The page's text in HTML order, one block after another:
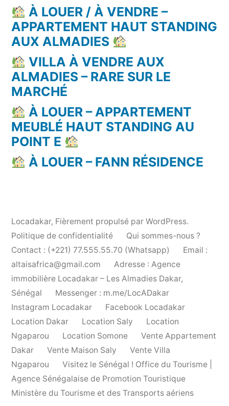
À LOUER / À VENDRE –
APPARTEMENT HAUT STANDING
AUX ALMADIES
VILLA À VENDRE AUX
ALMADIES – RARE SUR LE
MARCHÉ
À LOUER – APPARTEMENT
MEUBLÉ HAUT STANDING AU
POINT E
À LOUER – FANN RÉSIDENCE
Locadakar, Fièrement propulsé par WordPress.
Politique de confidentialité
Qui sommes-nous ?
Contact : (+221) 77.555.55.70 (Whatsapp)
Email :
altaisafrica@gmail.com
Adresse : Agence
immobilière Locadakar – Les Almadies Dakar,
Sénégal
Messenger : m.me/LocADakar
Instagram Locadakar
Facebook Locadakar
Location Dakar
Location Saly
Location
Ngaparou
Location Somone
Vente Appartement
Dakar
Vente Maison Saly
Vente Villa
Ngaparou
Visitez le Sénégal ! Office du Tourisme |
Agence Sénégalaise de Promotion Touristique
Ministère du Tourisme et des Transports aériens